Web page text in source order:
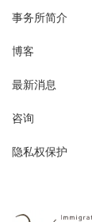
事务所简介
博客
最新消息
咨询
隐私权保护